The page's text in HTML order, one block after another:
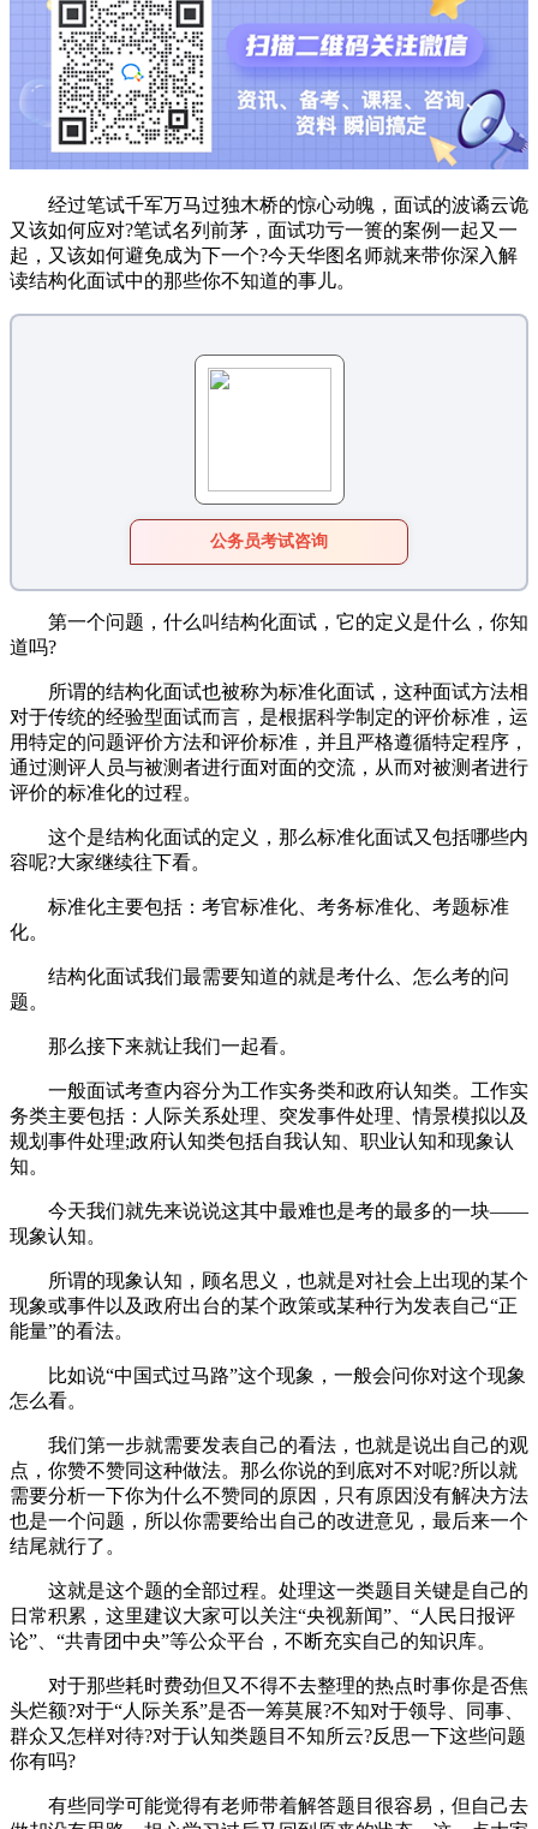
经过笔试千军万马过独木桥的惊心动魄，面试的波谲云诡
又该如何应对?笔试名列前茅，面试功亏一篑的案例一起又一
起，又该如何避免成为下一个?今天华图名师就来带你深入解
读结构化面试中的那些你不知道的事儿。
公务员考试咨询
第一个问题，什么叫结构化面试，它的定义是什么，你知
道吗?
所谓的结构化面试也被称为标准化面试，这种面试方法相
对于传统的经验型面试而言，是根据科学制定的评价标准，运
用特定的问题评价方法和评价标准，并且严格遵循特定程序，
通过测评人员与被测者进行面对面的交流，从而对被测者进行
评价的标准化的过程。
这个是结构化面试的定义，那么标准化面试又包括哪些内
容呢?大家继续往下看。
标准化主要包括：考官标准化、考务标准化、考题标准
化。
结构化面试我们最需要知道的就是考什么、怎么考的问
题。
那么接下来就让我们一起看。
一般面试考查内容分为工作实务类和政府认知类。工作实
务类主要包括：人际关系处理、突发事件处理、情景模拟以及
规划事件处理;政府认知类包括自我认知、职业认知和现象认
知。
今天我们就先来说说这其中最难也是考的最多的一块——
现象认知。
所谓的现象认知，顾名思义，也就是对社会上出现的某个
现象或事件以及政府出台的某个政策或某种行为发表自己“正
能量”的看法。
比如说“中国式过马路”这个现象，一般会问你对这个现象
怎么看。
我们第一步就需要发表自己的看法，也就是说出自己的观
点，你赞不赞同这种做法。那么你说的到底对不对呢?所以就
需要分析一下你为什么不赞同的原因，只有原因没有解决方法
也是一个问题，所以你需要给出自己的改进意见，最后来一个
结尾就行了。
这就是这个题的全部过程。处理这一类题目关键是自己的
日常积累，这里建议大家可以关注“央视新闻”、“人民日报评
论”、“共青团中央”等公众平台，不断充实自己的知识库。
对于那些耗时费劲但又不得不去整理的热点时事你是否焦
头烂额?对于“人际关系”是否一筹莫展?不知对于领导、同事、
群众又怎样对待?对于认知类题目不知所云?反思一下这些问题
你有吗?
有些同学可能觉得有老师带着解答题目很容易，但自己去